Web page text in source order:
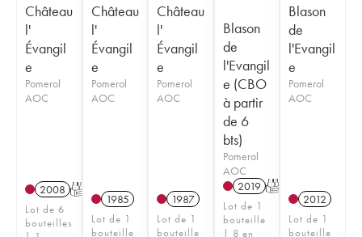
Château
l'
Évangil
e
Pomerol
AOC
2008 T
Lot de 6
bouteilles
Château
l'
Évangil
e
Pomerol
AOC
1985
Lot de 1
bouteille
Château
l'
Évangil
e
Pomerol
AOC
1987
Lot de 1
bouteille
Blason
de
l'Evangil
e (CBO
à partir
de 6
bts)
Pomerol
AOC
2019 T
Lot de 1
bouteille
| 8 en
Blason
de
l'Evangil
e
Pomerol
AOC
2012
Lot de 1
bouteille